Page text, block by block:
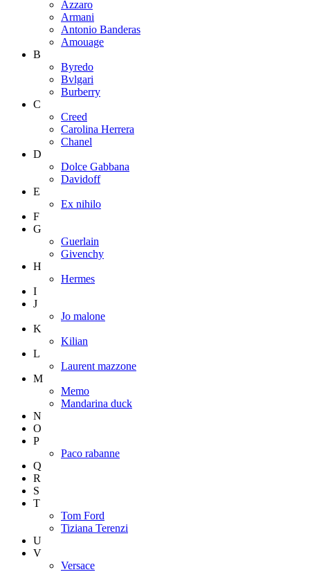
Azzaro
Armani
Antonio Banderas
Amouage
B
Byredo
Bvlgari
Burberry
C
Creed
Carolina Herrera
Chanel
D
Dolce Gabbana
Davidoff
E
Ex nihilo
F
G
Guerlain
Givenchy
H
Hermes
I
J
Jo malone
K
Kilian
L
Laurent mazzone
M
Memo
Mandarina duck
N
O
P
Paco rabanne
Q
R
S
T
Tom Ford
Tiziana Terenzi
U
V
Versace